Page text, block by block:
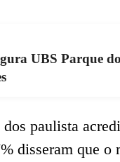
UBS Parque
paulista
disseram que